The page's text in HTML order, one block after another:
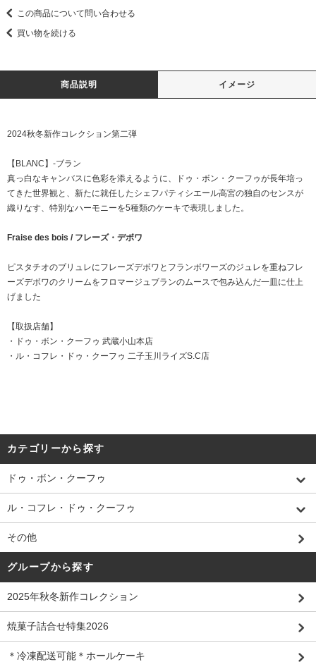
この商品について問い合わせる
買い物を続ける
商品説明 イメージ
2024秋冬新作コレクション第二弾
【BLANC】-ブラン
真っ白なキャンバスに色彩を添えるように、ドゥ・ボン・クーフゥが長年培っ
てきた世界観と、新たに就任したシェフパティシエール高宮の独自のセンスが
織りなす、特別なハーモニーを5種類のケーキで表現しました。
Fraise des bois / フレーズ・デボワ
ピスタチオのブリュレにフレーズデボワとフランボワーズのジュレを重ねフレ
ーズデボワのクリームをフロマージュブランのムースで包み込んだ一皿に仕上
げました
【取扱店舗】
・
ドゥ・ボン・クーフゥ 武蔵小山本店
・ ル・コフレ・ドゥ・クーフゥ 二子玉川ライズS.C店
カテゴリーから探す
ドゥ・ボン・クーフゥ
ル・コフレ・ドゥ・クーフゥ
その他
グループから探す
2025年秋冬新作コレクション
焼菓子詰合せ特集2026
＊冷凍配送可能＊ホールケーキ